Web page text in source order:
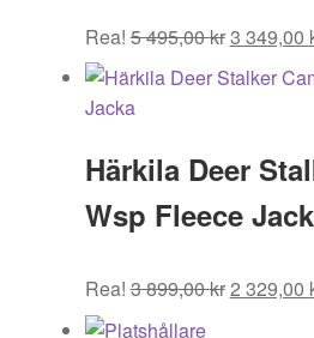
Rea! 5 495,00kr
priset
495,00 kr.
3 349,00
Härkila Deer
Wsp Fleece
Rea! 3 899,00kr2 329,00